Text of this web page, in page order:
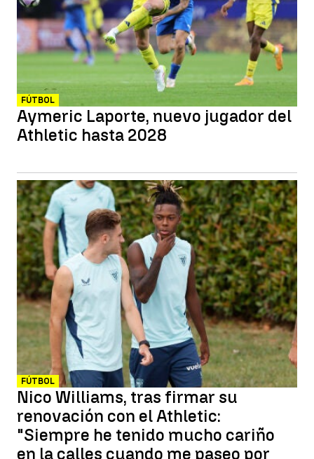
FÚTBOL
Aymeric Laporte, nuevo jugador del
Athletic hasta 2028
FÚTBOL
Nico Williams, tras firmar su
renovación con el Athletic:
"Siempre he tenido mucho cariño
en la calles cuando me paseo por